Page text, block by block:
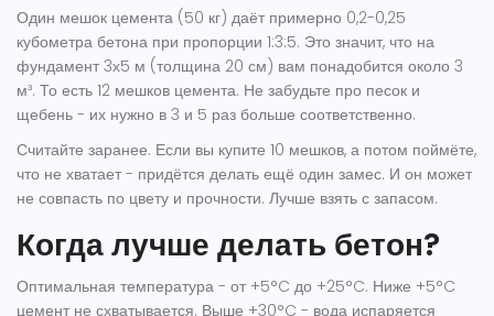
Один мешок цемента (50 кг) даёт примерно 0,2-0,25
кубометра бетона при пропорции 1:3:5. Это значит, что на
фундамент 3х5 м (толщина 20 см) вам понадобится около 3
м³. То есть 12 мешков цемента. Не забудьте про песок и
щебень - их нужно в 3 и 5 раз больше соответственно.
Считайте заранее. Если вы купите 10 мешков, а потом поймёте,
что не хватает - придётся делать ещё один замес. И он может
не совпасть по цвету и прочности. Лучше взять с запасом.
Когда лучше делать бетон?
Оптимальная температура - от +5°C до +25°C. Ниже +5°C
цемент не схватывается. Выше +30°C - вода испаряется